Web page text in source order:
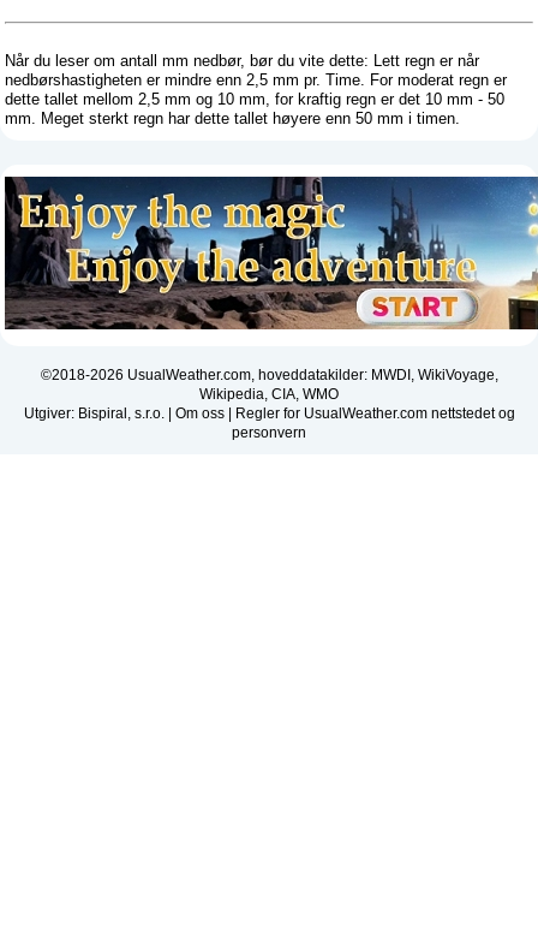
Når du leser om antall mm nedbør, bør du vite dette: Lett regn er når
nedbørshastigheten er mindre enn 2,5 mm pr. Time. For moderat regn er
dette tallet mellom 2,5 mm og 10 mm, for kraftig regn er det 10 mm - 50
mm. Meget sterkt regn har dette tallet høyere enn 50 mm i timen.
©2018-2026 UsualWeather.com, hoveddatakilder: MWDI, WikiVoyage,
Wikipedia, CIA, WMO
Utgiver: Bispiral, s.r.o. | Om oss| Regler for UsualWeather.com nettstedet og
personvern